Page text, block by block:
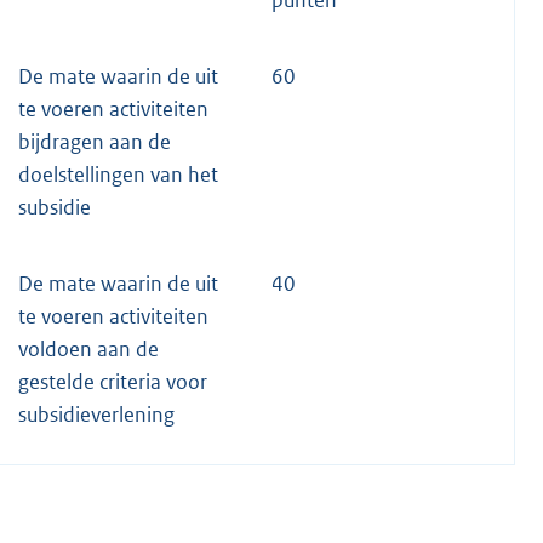
De mate waarin de uit
te voeren activiteiten
bijdragen aan de
doelstellingen van het
subsidie
60
De mate waarin de uit
te voeren activiteiten
voldoen aan de
gestelde criteria voor
subsidieverlening
40